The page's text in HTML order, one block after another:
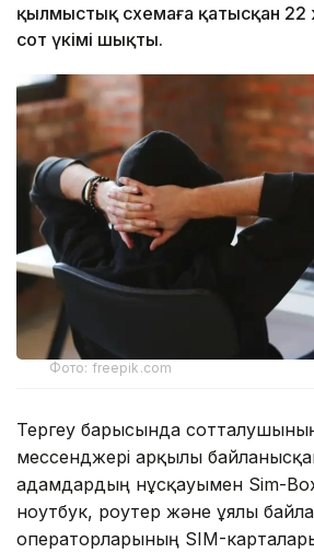
қылмыстық схемаға қатысқан 22
сот үкімі шықты.
Фото: freepik.com
Тергеу барысында
мессенджері арқылы байланысқан
адамдардың нұсқауымен Sim-
ноутбук, роутер және ұялы
операторларының SIM-